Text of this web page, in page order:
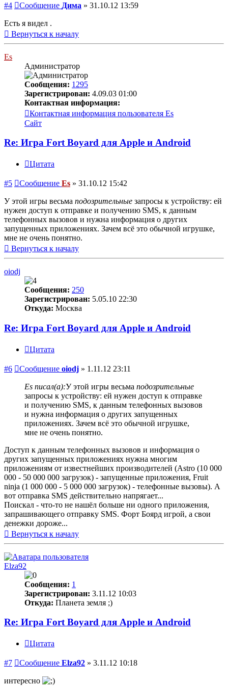
#4 Сообщение Дима » 31.10.12 13:59
Есть я видел .
Вернуться к началу
Es
Администратор
Сообщения: 1295
Зарегистрирован: 4.09.03 01:00
Контактная информация:
Контактная информация пользователя Es
Сайт
Re: Игра Fort Boyard для Apple и Android
Цитата
#5 Сообщение Es » 31.10.12 15:42
У этой игры весьма подозрительные запросы к устройству: ей
нужен доступ к отправке и получению SMS, к данным
телефонных вызовов и нужна информация о других
запущенных приложениях. Зачем всё это обычной игрушке,
мне не очень понятно.
Вернуться к началу
oiodj
Сообщения: 250
Зарегистрирован: 5.05.10 22:30
Откуда: Москва
Re: Игра Fort Boyard для Apple и Android
Цитата
#6 Сообщение oiodj » 1.11.12 23:11
Es писал(а):У этой игры весьма подозрительные
запросы к устройству: ей нужен доступ к отправке
и получению SMS, к данным телефонных вызовов
и нужна информация о других запущенных
приложениях. Зачем всё это обычной игрушке,
мне не очень понятно.
Доступ к данным телефонных вызовов и информация о
других запущенных приложениях нужна многим
приложениям от известнейших производителей (Astro (10 000
000 - 50 000 000 загрузок) - запущенные приложения, Fruit
ninja (1 000 000 - 5 000 000 загрузок) - телефонные вызовы). А
вот отправка SMS действительно напрягает...
Поискал - что-то не нашёл больше ни одного приложения,
запрашивающего отправку SMS. Форт Боярд игрой, а свои
денежки дороже...
Вернуться к началу
Elza92
Сообщения: 1
Зарегистрирован: 3.11.12 10:03
Откуда: Планета земля ;)
Re: Игра Fort Boyard для Apple и Android
Цитата
#7 Сообщение Elza92 » 3.11.12 10:18
интересно